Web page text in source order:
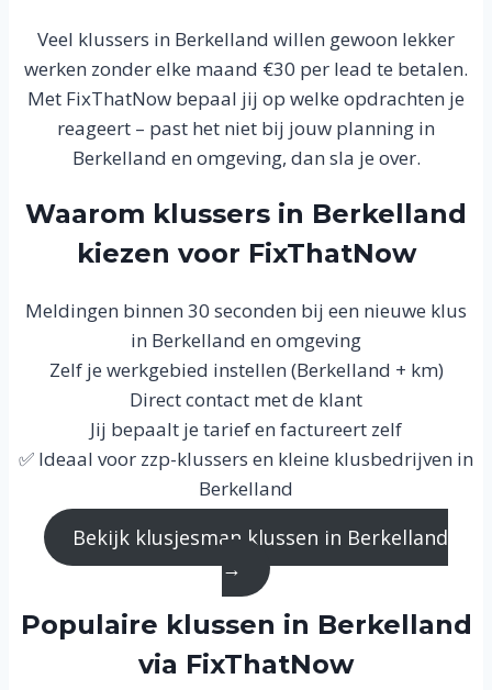
Veel klussers in Berkelland willen gewoon lekker
werken zonder elke maand €30 per lead te betalen.
Met FixThatNow bepaal jij op welke opdrachten je
reageert – past het niet bij jouw planning in
Berkelland en omgeving, dan sla je over.
Waarom klussers in Berkelland
kiezen voor FixThatNow
Meldingen binnen 30 seconden bij een nieuwe klus
in Berkelland en omgeving
Zelf je werkgebied instellen (Berkelland + km)
Direct contact met de klant
Jij bepaalt je tarief en factureert zelf
✅ Ideaal voor zzp-klussers en kleine klusbedrijven in
Berkelland
Bekijk klusjesman klussen in Berkelland
→
Populaire klussen in Berkelland
via FixThatNow